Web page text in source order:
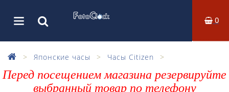
0
Японские часы Часы Citizen
Перед посещением магазина резервируйте
выбранный товар по телефону